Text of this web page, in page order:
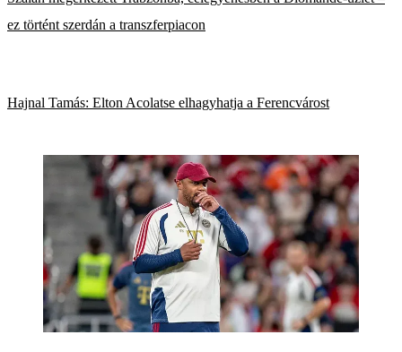
ez történt szerdán a transzferpiacon
Hajnal Tamás: Elton Acolatse elhagyhatja a Ferencvárost